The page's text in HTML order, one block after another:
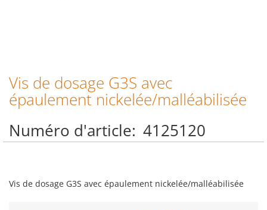
Skip
to
the
of
the
Vis de dosage G3S avec
épaulement nickelée/malléabilisée
Numéro d'article 4125120
Vis de dosage G3S avec épaulement nickelée/malléabilisée